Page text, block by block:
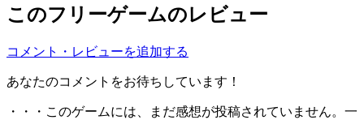
このフリーゲームのレビュー
コメント・レビューを追加する
あなたのコメントをお待ちしています！
・・・このゲームには、まだ感想が投稿されていません。一